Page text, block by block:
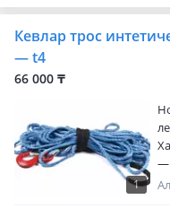
Кевлар трос
— t4
66 000 ₸
1
—